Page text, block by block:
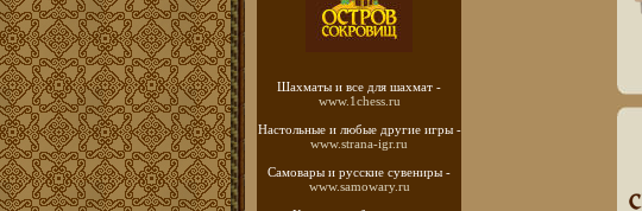
Шахматы и все для шахмат -
www.1chess.ru
Настольные и любые другие игры -
www.strana-igr.ru
Самовары и русские сувениры -
www.samowary.ru